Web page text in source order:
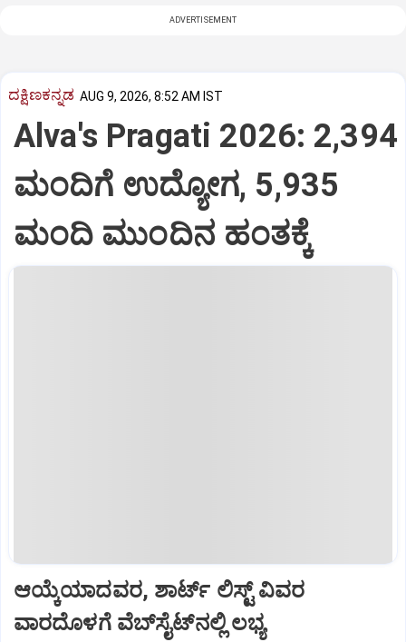
ADVERTISEMENT
ದಕ್ಷಿಣಕನ್ನಡ AUG 9, 2026, 8:52 AM IST
Alva's Pragati 2026: 2,394
ಮಂದಿಗೆ ಉದ್ಯೋಗ, 5,935
ಮಂದಿ ಮುಂದಿನ ಹಂತಕ್ಕೆ
ಆಯ್ಕೆಯಾದವರ, ಶಾರ್ಟ್‌ ಲಿಸ್ಟ್‌ ವಿವರ
ವಾರದೊಳಗೆ ವೆಬ್‌ಸೈಟ್‌ನಲ್ಲಿ ಲಭ್ಯ